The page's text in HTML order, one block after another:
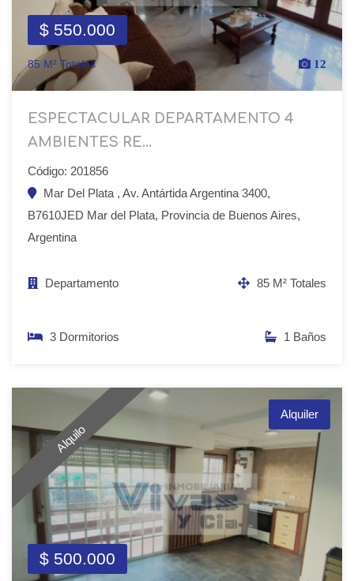
$ 550.000
85 M² Totales 12
ESPECTACULAR DEPARTAMENTO 4
AMBIENTES RE...
Código: 201856
Mar Del Plata , Av. Antártida Argentina 3400,
B7610JED Mar del Plata, Provincia de Buenos Aires,
Argentina
Departamento 85 M² Totales
3 Dormitorios 1 Baños
Alquilo
Alquiler
$ 500.000